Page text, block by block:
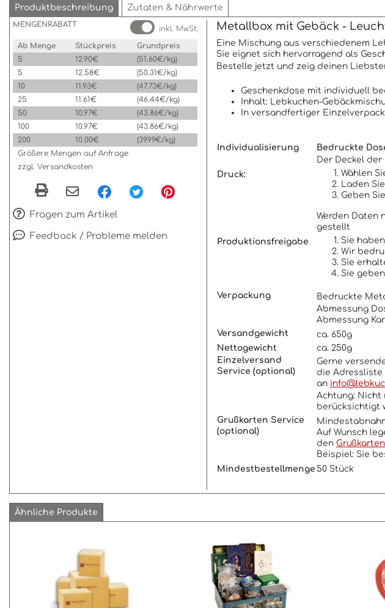
Produktbeschreibung Zutaten & Nährwerte
MENGENRABATT
inkl. MwSt.
Ab Menge
Stückpreis
Grundpreis
5
12.90€
(51.60€/kg)
5
12.58€
(50.31€/kg)
10
11.93€
(47.73€/kg)
25
11.61€
(46.44€/kg)
50
10.97€
(43.86€/kg)
100
10.97€
(43.86€/kg)
200
10.00€
(39.99€/kg)
Größere Mengen auf Anfrage
zzgl. Versandkosten
Fragen zum Artikel
Feedback / Probleme melden
Metallbox mit Gebäck -
Eine Mischung aus verschiedenem
Sie eignet sich hervorragend als
Bestelle jetzt und zeig deinen
Geschenkdose mit individuell
Inhalt: Lebkuchen-
In versandfertiger
Individualisierung
Bedruckte
Der Deckel
Druck:
Wählen
Laden
Geben
Werden Daten
gestellt
Produktionsfreigabe
Sie
Wir
Sie
Sie
Verpackung
Bedruckte
Abmessung
Abmessung
Versandgewicht
ca. 650g
Nettogewicht
ca. 250g
Einzelversand
Service (optional)
Gerne
die Adressliste
an
Achtung: Nicht
berücksichtigt
Grußkarten Service
(optional)
Auf Wunsch
den
Beispiel: Sie
Mindestbestellmenge 50 Stück
Ähnliche Produkte